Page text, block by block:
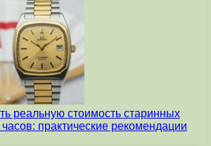
реальную стоимость старинных
практические рекомендации